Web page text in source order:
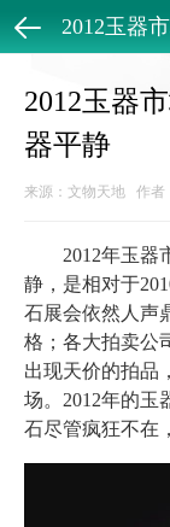
2012玉器
2012玉器
器平静
来源：文物天地 作者
2012年玉器市
静，是相对于
石展会依然人声
格；各大拍卖公
出现天价的拍品
场。2012年的玉
石尽管疯狂不在